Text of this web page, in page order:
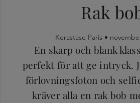
Rak
Kerastase Paris •
En skarp och blank
perfekt för att ge intryck.
förlovningsfoton och
kräver alla en rak bob